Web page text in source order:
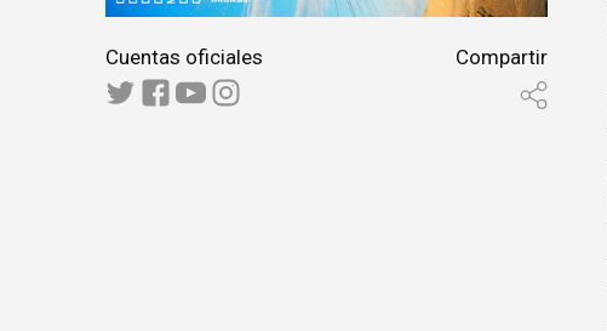
Cuentas oficiales Compartir